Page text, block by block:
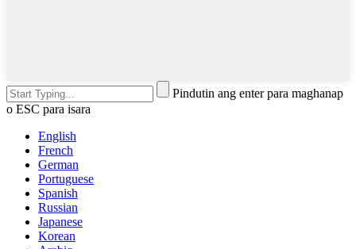
Pindutin ang enter para maghanap
o ESC para isara
English
French
German
Portuguese
Spanish
Russian
Japanese
Korean